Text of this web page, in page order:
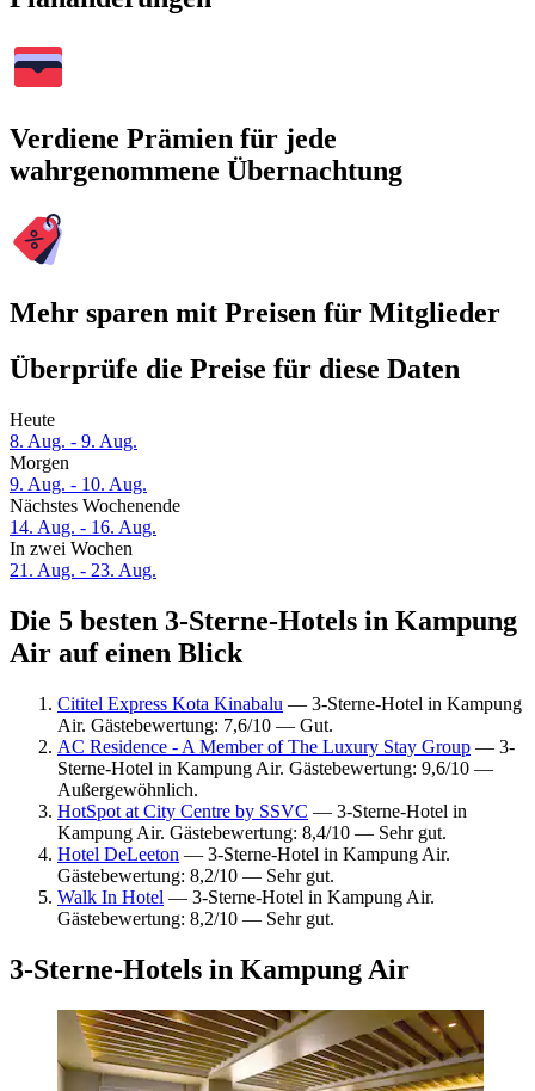
Verdiene Prämien für jede
wahrgenommene Übernachtung
Mehr sparen mit Preisen für Mitglieder
Überprüfe die Preise für diese Daten
Heute
8. Aug. - 9. Aug.
Morgen
9. Aug. - 10. Aug.
Nächstes Wochenende
14. Aug. - 16. Aug.
In zwei Wochen
21. Aug. - 23. Aug.
Die 5 besten 3-Sterne-Hotels in Kampung
Air auf einen Blick
Cititel Express Kota Kinabalu — 3-Sterne-Hotel in Kampung
Air. Gästebewertung: 7,6/10 — Gut.
AC Residence - A Member of The Luxury Stay Group — 3-
Sterne-Hotel in Kampung Air. Gästebewertung: 9,6/10 —
Außergewöhnlich.
HotSpot at City Centre by SSVC — 3-Sterne-Hotel in
Kampung Air. Gästebewertung: 8,4/10 — Sehr gut.
Hotel DeLeeton — 3-Sterne-Hotel in Kampung Air.
Gästebewertung: 8,2/10 — Sehr gut.
Walk In Hotel — 3-Sterne-Hotel in Kampung Air.
Gästebewertung: 8,2/10 — Sehr gut.
3-Sterne-Hotels in Kampung Air